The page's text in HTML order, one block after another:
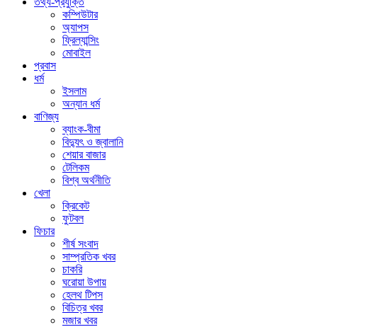
কম্পিউটার
অ্যাপস
ফ্রিল্যান্সিং
মোবাইল
প্রবাস
ধর্ম
ইসলাম
অন্যান ধর্ম
বাণিজ্য
ব্যাংক-বীমা
বিদ্যুৎ ও জ্বালানি
শেয়ার বাজার
টেলিকম
বিশ্ব অর্থনীতি
খেলা
ক্রিকেট
ফুটবল
ফিচার
শীর্ষ সংবাদ
সাম্প্রতিক খবর
চাকরি
ঘরোয়া উপায়
হেলথ টিপস
বিচিত্র খবর
মজার খবর